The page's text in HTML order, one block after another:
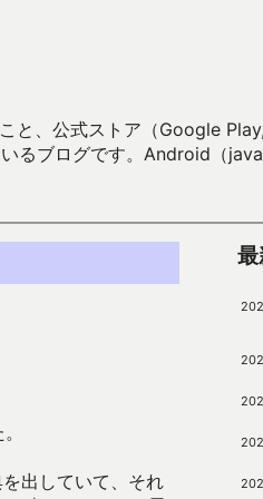
と、公式ストア（Google
るブログです。Android（
出していて、それ
最